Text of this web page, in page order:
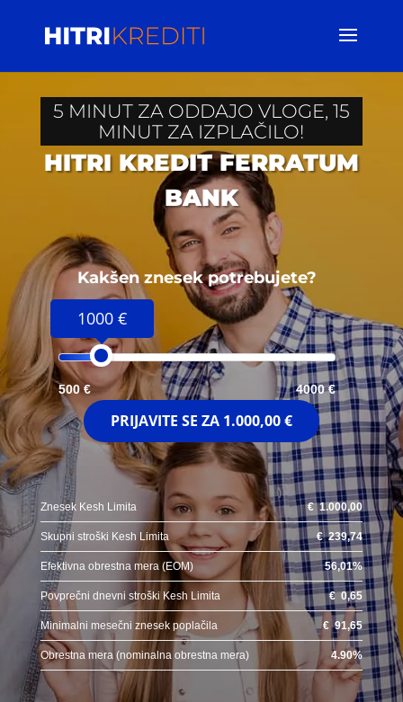
5 MINUT ZA ODDAJO VLOGE, 15
MINUT ZA IZPLAČILO!
HITRI KREDIT FERRATUM
BANK
Kakšen znesek potrebujete?
1000 €
500 € 4000 €
PRIJAVITE SE ZA 1.000,00 €
Znesek Kesh Limita €1.000,00
Skupni stroški Kesh Limita €239,74
Efektivna obrestna mera (EOM) 56,01%
Povprečni dnevni stroški Kesh Limita €0,65
Minimalni mesečni znesek poplačila €91,65
Obrestna mera (nominalna obrestna mera) 4.90%